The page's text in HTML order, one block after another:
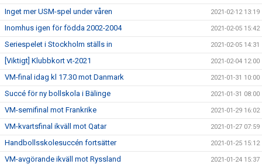
Inget mer USM-spel under våren 2021-02-12 13:19
Inomhus igen för födda 2002-2004 2021-02-05 15:42
Seriespelet i Stockholm ställs in 2021-02-05 14:31
[Viktigt] Klubbkort vt-2021 2021-02-04 12:00
VM-final idag kl 17.30 mot Danmark 2021-01-31 10:00
Succé för ny bollskola i Bälinge 2021-01-31 08:00
VM-semifinal mot Frankrike 2021-01-29 16:02
VM-kvartsfinal ikväll mot Qatar 2021-01-27 07:59
Handbollsskolesuccén fortsätter 2021-01-25 15:12
VM-avgörande ikväll mot Ryssland 2021-01-24 15:37